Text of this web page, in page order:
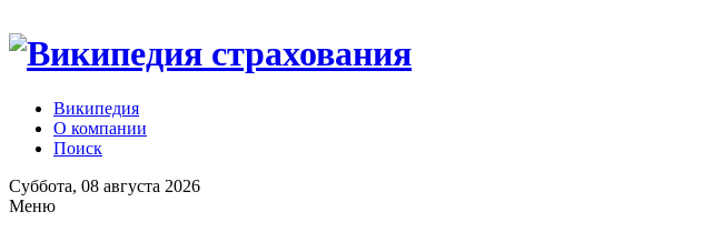
Википедия
О компании
Поиск
Суббота, 08 августа 2026
Меню